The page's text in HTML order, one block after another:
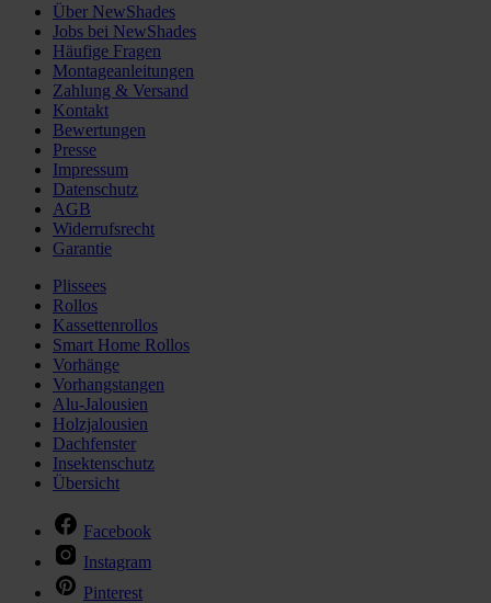
Über NewShades
Jobs bei NewShades
Häufige Fragen
Montageanleitungen
Zahlung & Versand
Kontakt
Bewertungen
Presse
Impressum
Datenschutz
AGB
Widerrufsrecht
Garantie
Plissees
Rollos
Kassettenrollos
Smart Home Rollos
Vorhänge
Vorhangstangen
Alu-Jalousien
Holzjalousien
Dachfenster
Insektenschutz
Übersicht
Facebook
Instagram
Pinterest